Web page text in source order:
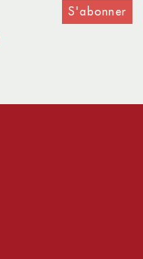
S'abonner